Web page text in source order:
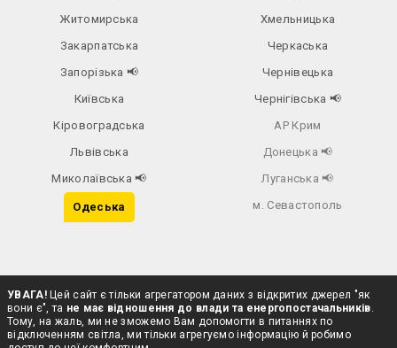
Житомирська
Закарпатська
Запорізька 📢
Київська
Кіровоградська
Львівська
Миколаївська📢
Одеська
Хмельницька
Черкаська
Чернівецька
Чернігівська 📢
АР Крим
Донецька 📢
Луганська 📢
м. Севастополь
УВАГА!Цей сайт є тільки агрегатором даних з відкритих джерел "як
вони є", та не має відношення до влади та енергопостачальників.
Тому, на жаль, ми не зможемо Вам допомогти в питаннях по
відключенням світла, ми тільки агрегуємо інформацію й робимо